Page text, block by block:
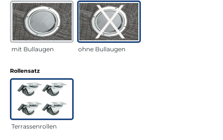
mit Bullaugen ohne Bullaugen
Rollensatzauswählen
Terrassenrollen